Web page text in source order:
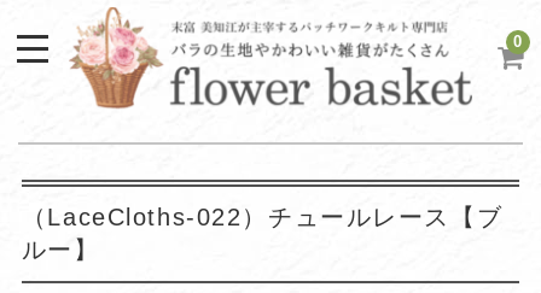
0
（LaceCloths-022）チュールレース【ブ
ルー】